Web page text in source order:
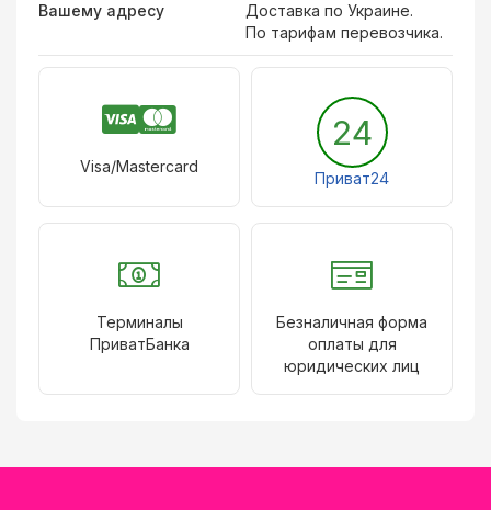
Вашему адресу
Доставка по Украине.
По тарифам перевозчика.
Visa/Mastercard
24
Приват24
Терминалы
ПриватБанка
Безналичная форма
оплаты для
юридических лиц